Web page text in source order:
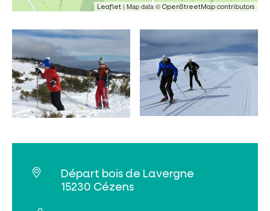
Rechercher
Leaflet | Map data © OpenStreetMap contributors
Départ bois de Lavergne
15230 Cézens